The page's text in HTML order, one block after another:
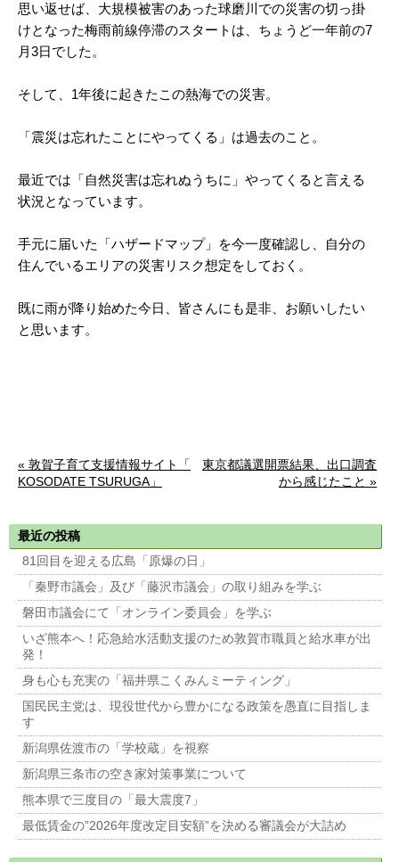
思い返せば、大規模被害のあった球磨川での災害の切っ掛
けとなった梅雨前線停滞のスタートは、ちょうど一年前の7
月3日でした。
そして、1年後に起きたこの熱海での災害。
「震災は忘れたことにやってくる」は過去のこと。
最近では「自然災害は忘れぬうちに」やってくると言える
状況となっています。
手元に届いた「ハザードマップ」を今一度確認し、自分の
住んでいるエリアの災害リスク想定をしておく。
既に雨が降り始めた今日、皆さんにも是非、お願いしたい
と思います。
« 敦賀子育て支援情報サイト「
KOSODATE TSURUGA」
東京都議選開票結果、出口調査
から感じたこと »
最近の投稿
81回目を迎える広島「原爆の日」
「秦野市議会」及び「藤沢市議会」の取り組みを学ぶ
磐田市議会にて「オンライン委員会」を学ぶ
いざ熊本へ！応急給水活動支援のため敦賀市職員と給水車が出
発！
身も心も充実の「福井県こくみんミーティング」
国民民主党は、現役世代から豊かになる政策を愚直に目指しま
す
新潟県佐渡市の「学校蔵」を視察
新潟県三条市の空き家対策事業について
熊本県で三度目の「最大震度7」
最低賃金の”2026年度改定目安額”を決める審議会が大詰め